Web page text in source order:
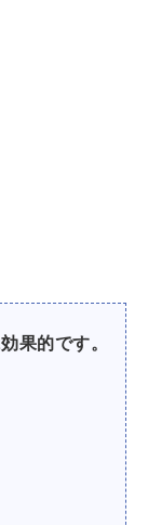
果的です。